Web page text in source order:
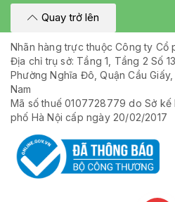
Quay trở lên
Nhãn hàng trực thuộc Công ty Cổ
Địa chỉ trụ sở: Tầng 1, Tầng 2 Số
Phường Nghĩa Đô, Quận Cầu
Nam
Mã số thuế 0107728779 do Sở
phố Hà Nội cấp ngày 20/02/2017